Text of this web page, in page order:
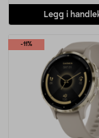
Legg i
-11%